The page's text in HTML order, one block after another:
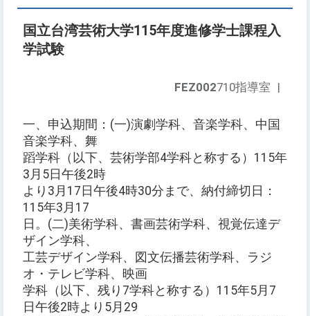
国立台湾芸術大学115年度進修学士課程入
学試験
FEZ002710指導室 |
一、申込期間：(一)演劇学科、音楽学科、中国
音楽学科、舞
蹈学科（以下、芸術学部4学科と称する）115年
3月5日午後2時
より3月17日午後4時30分まで、納付締切日：
115年3月17
日。(二)美術学科、書画芸術学科、視覚伝達デ
ザイン学科、
工芸デザイン学科、図文伝播芸術学科、ラジ
オ・テレビ学科、映画
学科（以下、残り7学科と称する）115年5月7
日午後2時より5月29